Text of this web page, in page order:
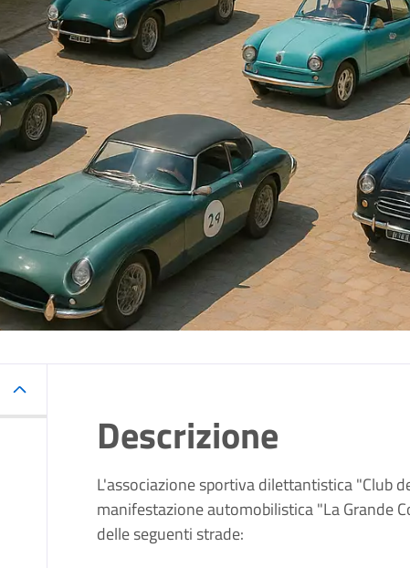
Descrizione
L'associazione sportiva dilettantistica "Club
manifestazione automobilistica "La Grande
delle seguenti strade: